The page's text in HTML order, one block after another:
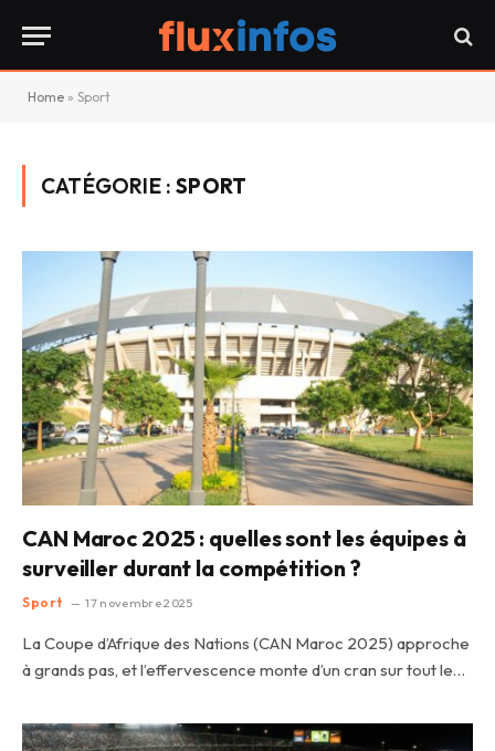
Home » Sport
CATÉGORIE :SPORT
CAN Maroc 2025 : quelles sont les équipes à
surveiller durant la compétition ?
Sport 17 novembre 2025
La Coupe d’Afrique des Nations (CAN Maroc 2025) approche
à grands pas, et l’effervescence monte d’un cran sur tout le…